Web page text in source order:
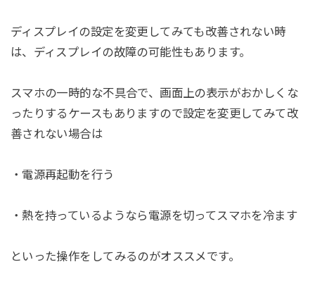
ディスプレイの設定を変更してみても改善されない時
は、ディスプレイの故障の可能性もあります。
スマホの一時的な不具合で、画面上の表示がおかしくな
ったりするケースもありますので設定を変更してみて改
善されない場合は
・電源再起動を行う
・熱を持っているようなら電源を切ってスマホを冷ます
といった操作をしてみるのがオススメです。